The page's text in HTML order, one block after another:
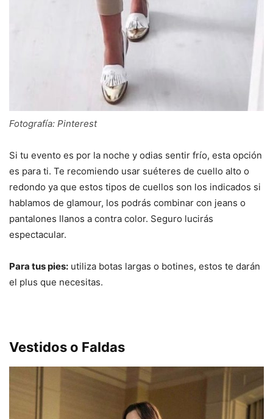
Fotografía: Pinterest
Si tu evento es por la noche y odias sentir frío, esta opción
es para ti. Te recomiendo usar suéteres de cuello alto o
redondo ya que estos tipos de cuellos son los indicados si
hablamos de glamour, los podrás combinar con jeans o
pantalones llanos a contra color. Seguro lucirás
espectacular.
Para tus pies: utiliza botas largas o botines, estos te darán
el plus que necesitas.
Vestidos o Faldas